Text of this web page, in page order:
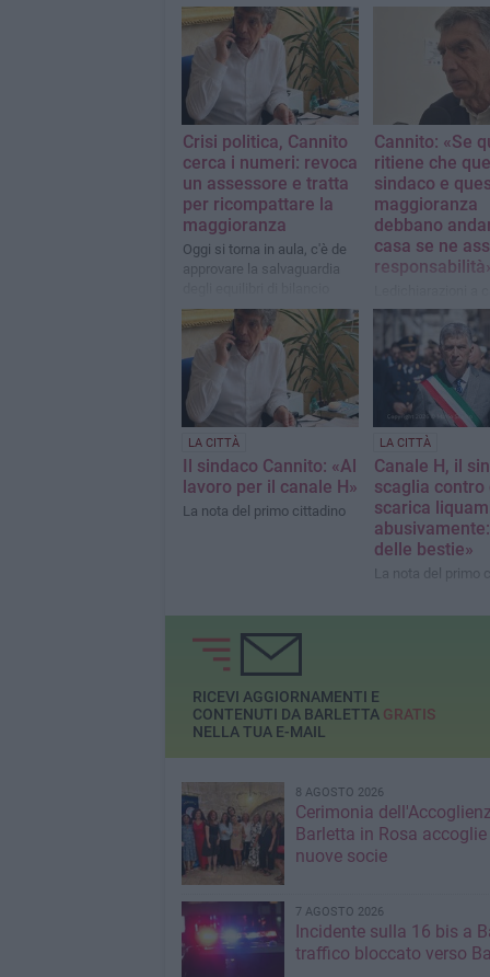
Crisi politica, Cannito
cerca i numeri: revoca
un assessore e tratta
per ricompattare la
maggioranza
Oggi si torna in aula, c'è de
approvare la salvaguardia
Cannito: «Se
ritiene che
sindaco e
maggioranza
debbano
casa se ne
sindaco Cosimo
sulla crisi della sua
maggioranza
LA CITTÀ
Il sindaco Cannito: «Al
lavoro per il canale H»
La nota del primo cittadino
LA CITTÀ
Canale H, il
scaglia contro
scarica
delle bestie»
La nota del primo
RICEVI AGGIORNAMENTI E
CONTENUTI DA BARLETTA GRATIS
NELLA TUA E-MAIL
8 AGOSTO 2026
Cerimonia
Barletta in Rosa accoglie
nuove socie
7 AGOSTO 2026
Incidente sulla 16 bis a
traffico bloccato verso